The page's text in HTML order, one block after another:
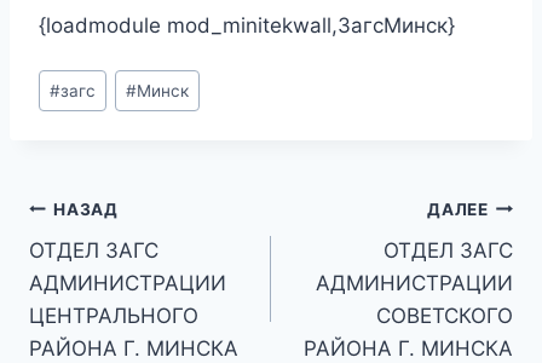
{loadmodule mod_minitekwall,ЗагсМинск}
Метки
записи:
#загс #Минск
Навигация
по
записям
НАЗАД
ОТДЕЛ ЗАГС
АДМИНИСТРАЦИИ
ЦЕНТРАЛЬНОГО
РАЙОНА Г. МИНСКА
ДАЛЕЕ
ОТДЕЛ ЗАГС
АДМИНИСТРАЦИИ
СОВЕТСКОГО
РАЙОНА Г. МИНСКА